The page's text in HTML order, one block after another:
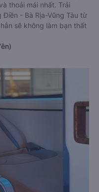
thoải mái nhất. Trải
- Bà Rịa-Vũng Tàu từ
sẽ không làm bạn thất